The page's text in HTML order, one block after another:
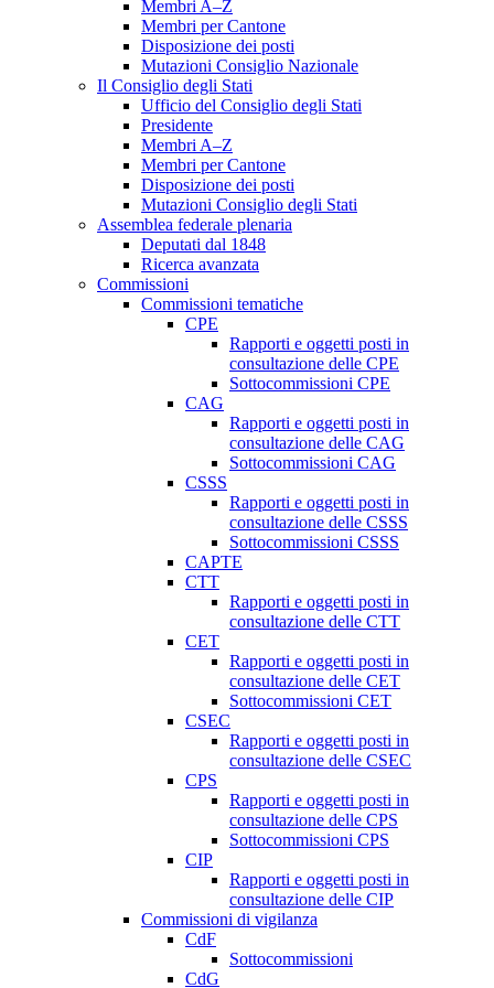
Membri A–Z
Membri per Cantone
Disposizione dei posti
Mutazioni Consiglio Nazionale
Il Consiglio degli Stati
Ufficio del Consiglio degli Stati
Presidente
Membri A–Z
Membri per Cantone
Disposizione dei posti
Mutazioni Consiglio degli Stati
Assemblea federale plenaria
Deputati dal 1848
Ricerca avanzata
Commissioni
Commissioni tematiche
CPE
Rapporti e oggetti posti in
consultazione delle CPE
Sottocommissioni CPE
CAG
Rapporti e oggetti posti in
consultazione delle CAG
Sottocommissioni CAG
CSSS
Rapporti e oggetti posti in
consultazione delle CSSS
Sottocommissioni CSSS
CAPTE
CTT
Rapporti e oggetti posti in
consultazione delle CTT
CET
Rapporti e oggetti posti in
consultazione delle CET
Sottocommissioni CET
CSEC
Rapporti e oggetti posti in
consultazione delle CSEC
CPS
Rapporti e oggetti posti in
consultazione delle CPS
Sottocommissioni CPS
CIP
Rapporti e oggetti posti in
consultazione delle CIP
Commissioni di vigilanza
CdF
Sottocommissioni
CdG